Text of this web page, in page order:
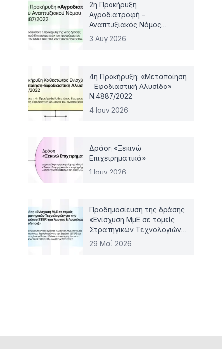
2η Προκήρυξη
Αγροδιατροφή –
Αναπτυξιακός Νόμος
4887/2022
3 Αυγ 2026
4η Προκήρυξη: «Μεταποίηση
- Εφοδιαστική Αλυσίδα» -
Ν.4887/2022
4 Ιουν 2026
Δράση «Ξεκινώ
Επιχειρηματικά»
1 Ιουν 2026
Προδημοσίευση της δράσης
«Ενίσχυση ΜμΕ σε τομείς
Στρατηγικών Τεχνολογιών
για την Ευρώπη (STEP) και
29 Μαΐ 2026